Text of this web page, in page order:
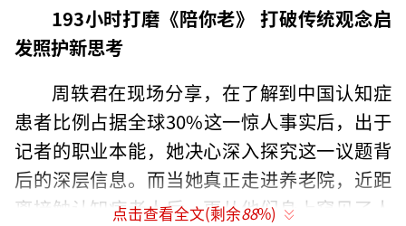
193小时打磨《陪你老》 打破传统观念启
发照护新思考
周轶君在现场分享，在了解到中国认知症
患者比例占据全球30%这一惊人事实后，出于
记者的职业本能，她决心深入探究这一议题背
后的深层信息。而当她真正走进养老院，近距
离接触认知症老人后，更从他们身上窥见了人
点击查看全文(剩余88%)